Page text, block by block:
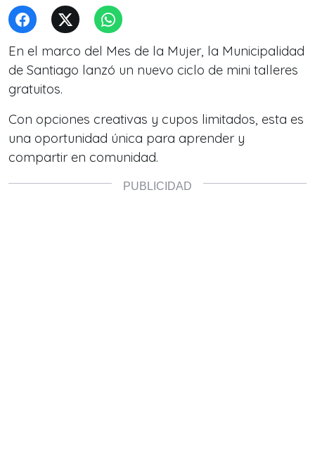
En el marco del Mes de la Mujer, la Municipalidad
de Santiago lanzó un nuevo ciclo de mini talleres
gratuitos.
Con opciones creativas y cupos limitados, esta es
una oportunidad única para aprender y
compartir en comunidad.